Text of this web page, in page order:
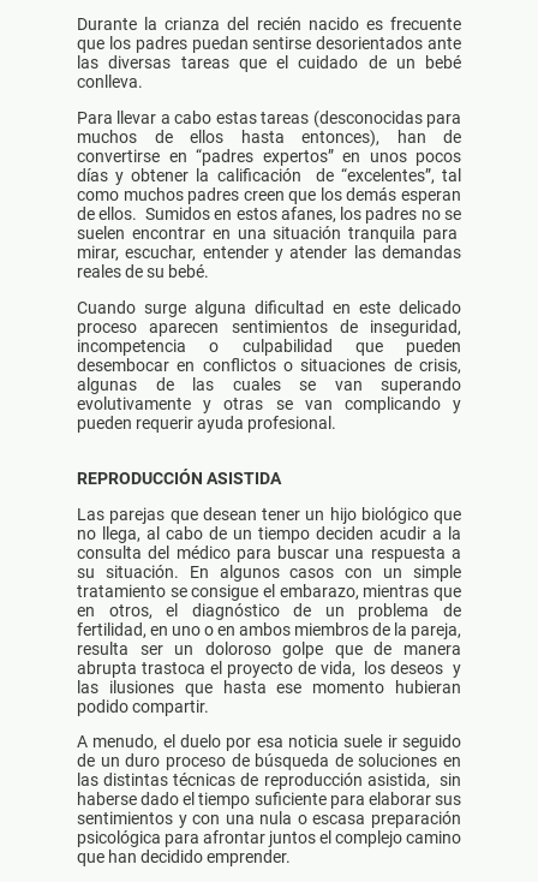
Durante la crianza del recién nacido es frecuente
que los padres puedan sentirse desorientados ante
las diversas tareas que el cuidado de un bebé
conlleva.
Para llevar a cabo estas tareas (desconocidas para
muchos de ellos hasta entonces), han de
convertirse en “padres expertos” en unos pocos
días y obtener la calificación de “excelentes”, tal
como muchos padres creen que los demás esperan
de ellos. Sumidos en estos afanes, los padres no se
suelen encontrar en una situación tranquila para
mirar, escuchar, entender y atender las demandas
reales de su bebé.
Cuando surge alguna dificultad en este delicado
proceso aparecen sentimientos de inseguridad,
incompetencia o culpabilidad que pueden
desembocar en conflictos o situaciones de crisis,
algunas de las cuales se van superando
evolutivamente y otras se van complicando y
pueden requerir ayuda profesional.
REPRODUCCIÓN ASISTIDA
Las parejas que desean tener un hijo biológico que
no llega, al cabo de un tiempo deciden acudir a la
consulta del médico para buscar una respuesta a
su situación. En algunos casos con un simple
tratamiento se consigue el embarazo, mientras que
en otros, el diagnóstico de un problema de
fertilidad, en uno o en ambos miembros de la pareja,
resulta ser un doloroso golpe que de manera
abrupta trastoca el proyecto de vida, los deseos y
las ilusiones que hasta ese momento hubieran
podido compartir.
A menudo, el duelo por esa noticia suele ir seguido
de un duro proceso de búsqueda de soluciones en
las distintas técnicas de reproducción asistida, sin
haberse dado el tiempo suficiente para elaborar sus
sentimientos y con una nula o escasa preparación
psicológica para afrontar juntos el complejo camino
que han decidido emprender.